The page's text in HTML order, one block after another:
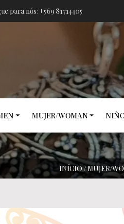
para nós: +569 81714405
MUJER/WOMAN
INÍCIO/MUJER/